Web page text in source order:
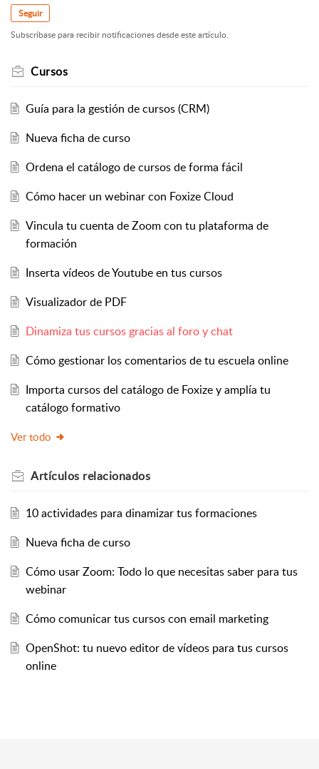
Seguir
Subscríbase para recibir notificaciones desde este artículo.
Cursos
Guía para la gestión de cursos (CRM)
Nueva ficha de curso
Ordena el catálogo de cursos de forma fácil
Cómo hacer un webinar con Foxize Cloud
Vincula tu cuenta de Zoom con tu plataforma de
formación
Inserta vídeos de Youtube en tus cursos
Visualizador de PDF
Dinamiza tus cursos gracias al foro y chat
Cómo gestionar los comentarios de tu escuela online
Importa cursos del catálogo de Foxize y amplía tu
catálogo formativo
Ver todo
Artículos relacionados
10 actividades para dinamizar tus formaciones
Nueva ficha de curso
Cómo usar Zoom: Todo lo que necesitas saber para tus
webinar
Cómo comunicar tus cursos con email marketing
OpenShot: tu nuevo editor de vídeos para tus cursos
online